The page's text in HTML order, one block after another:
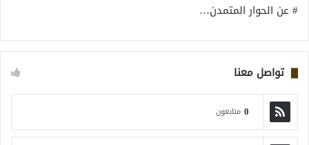
# عن الحوار المتمدن…
تواصل معنا
0 متابعون